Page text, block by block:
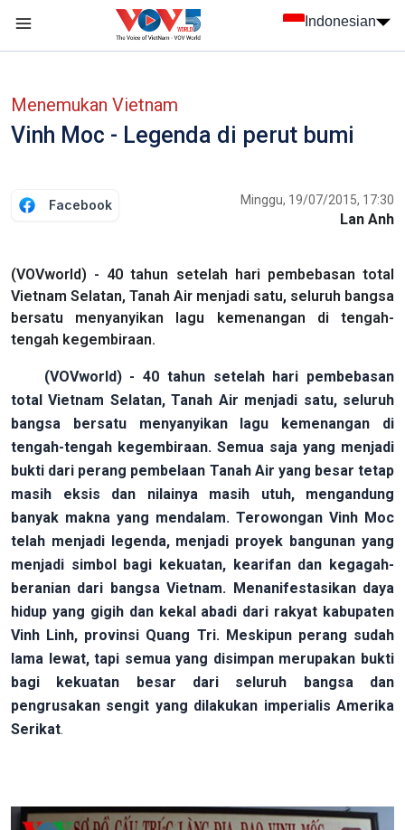
Indonesian
Menemukan Vietnam
Vinh Moc - Legenda di perut bumi
Facebook Minggu, 19/07/2015, 17:30
Lan Anh
(VOVworld) - 40 tahun setelah hari pembebasan total
Vietnam Selatan, Tanah Air menjadi satu, seluruh bangsa
bersatu menyanyikan lagu kemenangan di tengah-
tengah kegembiraan.
(VOVworld) - 40 tahun setelah hari pembebasan
total Vietnam Selatan, Tanah Air menjadi satu, seluruh
bangsa bersatu menyanyikan lagu kemenangan di
tengah-tengah kegembiraan. Semua saja yang menjadi
bukti dari perang pembelaan Tanah Air yang besar tetap
masih eksis dan nilainya masih utuh, mengandung
banyak makna yang mendalam. Terowongan Vinh Moc
telah menjadi legenda, menjadi proyek bangunan yang
menjadi simbol bagi kekuatan, kearifan dan kegagah-
beranian dari bangsa Vietnam. Menanifestasikan daya
hidup yang gigih dan kekal abadi dari rakyat kabupaten
Vinh Linh, provinsi Quang Tri. Meskipun perang sudah
lama lewat, tapi semua yang disimpan merupakan bukti
bagi kekuatan besar dari seluruh bangsa dan
pengrusakan sengit yang dilakukan imperialis Amerika
Serikat.